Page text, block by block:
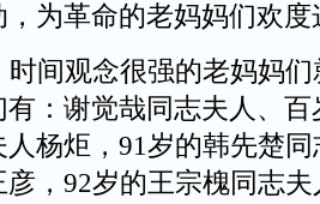
为革命的老妈妈们欢
间观念很强的老妈妈们
：谢觉哉同志夫人、
杨炬，91岁的韩先楚
，92岁的王宗槐同志